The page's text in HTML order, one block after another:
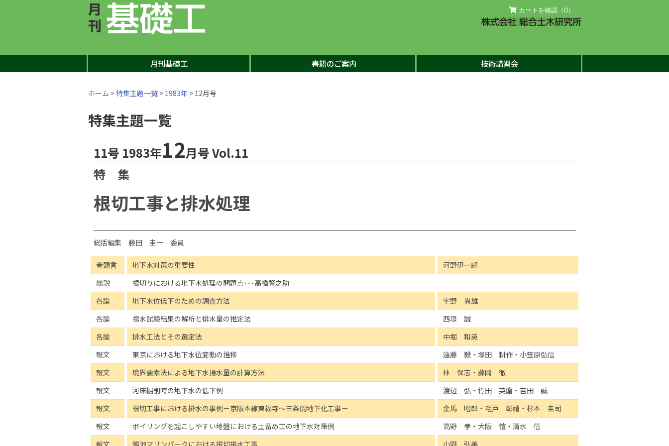
カートを確認（0）
月刊基礎工 書籍のご案内 技術講習会
ホーム >特集主題一覧 > 1983年 > 12月号
特集主題一覧
11号 1983年12月号 Vol.11
特 集
根切工事と排水処理
総括編集 藤田 圭一 委員
巻頭言 地下水対策の重要性
河野伊一郎
総説
根切りにおける地下水処理の問題点･･･高橋賢之助
各論
地下水位低下のための調査方法
宇野 尚雄
各論
揚水試験結果の解析と排水量の推定法
西垣 誠
各論
排水工法とその選定法
中堀 和英
報文
東京における地下水位変動の推移
遠藤 毅・塚田 耕作・小笠原弘信
報文
境界要素法による地下水揚水量の計算方法
林 保志・藤岡 徹
報文
河床掘削時の地下水の低下例
渡辺 弘・竹田 英麿・吉田 誠
報文
根切工事における排水の事例－京阪本線東福寺～三条間地下化工事－
金馬 昭郎・毛戸 彰禧・杉本 圭司
報文
ボイリングを起こしやすい地盤における土留め工の地下水対策例
高野 孝・大阪 愃・清水 信
報文
鴨池マリンパークにおける根切排水工事 小野 弘美